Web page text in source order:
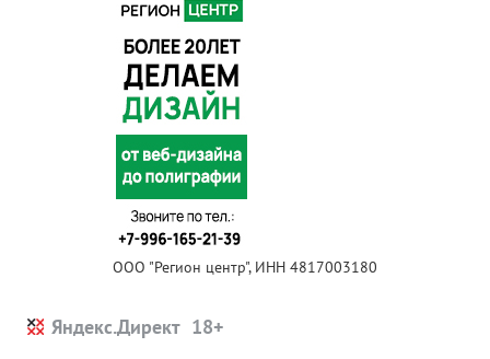
ООО "Регион центр", ИНН 4817003180
Яндекс.Директ